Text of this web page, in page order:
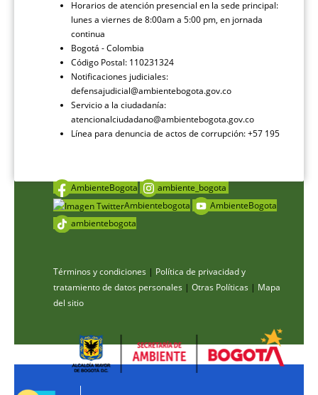
Horarios de atención presencial en la sede principal:
lunes a viernes de 8:00am a 5:00 pm, en jornada
continua
Bogotá - Colombia
Código Postal: 110231324
Notificaciones judiciales:
defensajudicial@ambientebogota.gov.co
Servicio a la ciudadanía:
atencionalciudadano@ambientebogota.gov.co
Línea para denuncia de actos de corrupción: +57 195
AmbienteBogota
ambiente_bogota
Ambientebogota
AmbienteBogota
ambientebogota
Términos y condiciones | Política de privacidad y
tratamiento de datos personales | Otras Políticas | Mapa
del sitio